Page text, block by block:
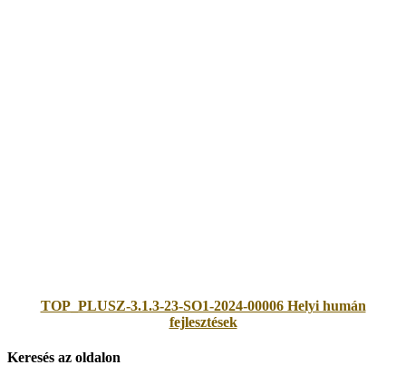
TOP_PLUSZ-3.1.3-23-SO1-2024-00006 Helyi humán
fejlesztések
Keresés az oldalon